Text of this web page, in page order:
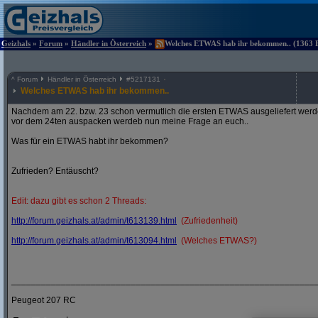
Geizhals » Forum » Händler in Österreich » Welches ETWAS hab ihr bekommen.. (1363
^ Forum Händler in Österreich #5217131
Welches ETWAS hab ihr bekommen..
Nachdem am 22. bzw. 23 schon vermutlich die ersten ETWAS ausgeliefert
vor dem 24ten auspacken werdeb nun meine Frage an euch..
Was für ein ETWAS habt ihr bekommen?
Zufrieden? Entäuscht?
Edit: dazu gibt es schon 2 Threads:
http://forum.geizhals.at/admin/t613139.html
(Zufriedenheit)
http://forum.geizhals.at/admin/t613094.html (Welches ETWAS?)
Peugeot 207 RC